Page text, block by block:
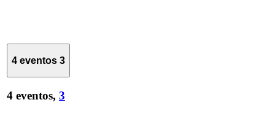
4 eventos 3
4 eventos, 3